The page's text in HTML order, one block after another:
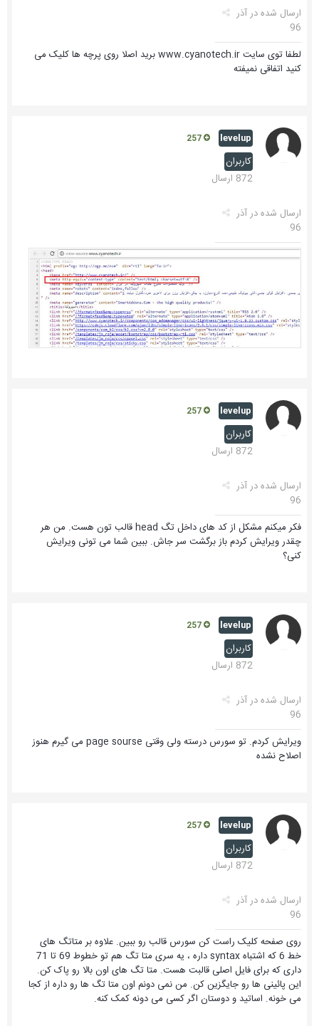
ارسال شده درآذر
96
لطفا توی سایت www.cyanotech.ir برید اصلا روی پرچه ها کلیک می
کنید اتفاقی نمیفته
levelup
کاربران
872 ارسال
ارسال شده درآذر
96
levelup
کاربران
872 ارسال
ارسال شده درآذر
96
فکر میکنم مشکل از کد های داخل تگ head قالب تون هست. من هر
چقدر ویرایش کردم باز برگشت سر جاش. ببین شما می تونی ویرایش
کنی؟
levelup
کاربران
872 ارسال
ارسال شده درآذر
96
ویرایش کردم. تو سورس درسته ولی وقتی page sourse می گیرم هنوز
اصلاح نشده
levelup
کاربران
872 ارسال
ارسال شده درآذر
96
روی صفحه کلیک راست کن سورس قالب رو ببین. علاوه بر متاتگ های
خط 6 که اشتباه syntax داره ، یه سری متا تگ هم تو خطوط 69 تا 71
داری که برای فایل اصلی قالبت هست. متا تگ های اون بالا رو پاک کن.
این پائینی ها رو جایگزین کن. من نمی دونم اون متا تگ ها رو داره از کجا
می خونه. اساتید و دوستان اگر کسی می دونه کمک کنه.